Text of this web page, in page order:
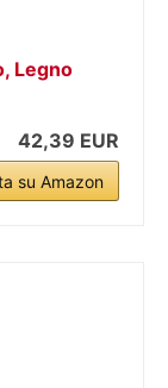
Legno
42,39 EUR
su Amazon